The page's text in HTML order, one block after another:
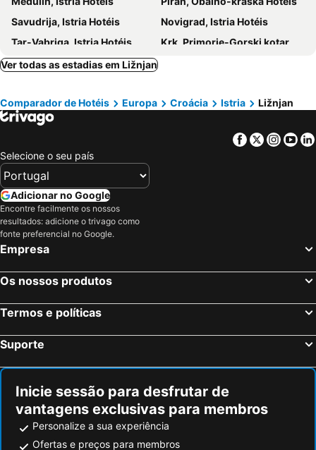
Savudrija, Istria Hotéis
Novigrad, Istria Hotéis
Tar-Vabriga, Istria Hotéis
Krk, Primorje-Gorski kotar Hotéis
Crikvenica, Primorje-Gorski kotar Hotéis
Mošćenička Draga, Primorje-Gorski kotar Hotéis
Rab, Primorje-Gorski kotar Hotéis
Pag, Zadar Hotéis
Lopar, Primorje-Gorski kotar Hotéis
Trieste, Friuli Venecia Júlia Hotéis
Pula, Istria Hotéis
Rovinj, Istria Hotéis
Banjole, Istria Hotéis
Umag, Istria Hotéis
Zadar, Zadar Hotéis
Šibenik, Sibenik-Knin Hotéis
Hvar, Split-Dalmatia Hotéis
Ver todas as estadias em Ližnjan
Comparador de Hotéis Europa Croácia Istria Ližnjan
Facebook
Twitter
Selecione o seu país
Adicionar no Google
Encontre facilmente os nossos
resultados: adicione o trivago como
fonte preferencial no Google.
Empresa
Os nossos produtos
Termos e políticas
Suporte
Inicie sessão para desfrutar de
vantagens exclusivas para membros
Personalize a sua experiência
Ofertas e preços para membros